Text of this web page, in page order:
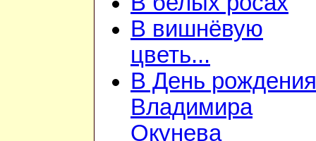
В вишнёвую
цветь...
В День рождения
Владимира
Окунева